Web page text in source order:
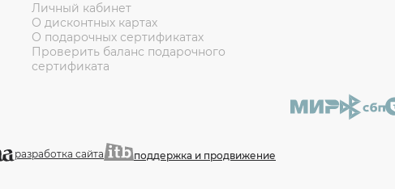
Личный кабинет
О дисконтных картах
О подарочных сертификатах
Проверить баланс подарочного
сертификата
разработка сайта поддержка и продвижение